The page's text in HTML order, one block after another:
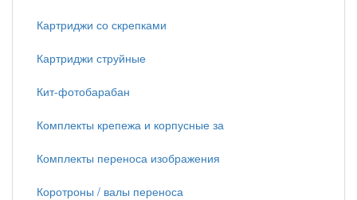
Картриджи со скрепками
Картриджи струйные
Кит-фотобарабан
Комплекты крепежа и корпусные за
Комплекты переноса изображения
Коротроны / валы переноса